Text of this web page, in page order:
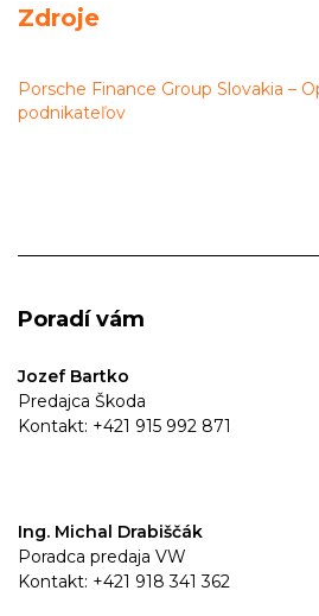
Zdroje
Porsche Finance Group Slovakia –
podnikateľov
Poradí vám
Jozef Bartko
Predajca Škoda
Kontakt: +421 915 992 871
Ing. Michal Drabiščák
Poradca predaja VW
Kontakt: +421 918 341 362